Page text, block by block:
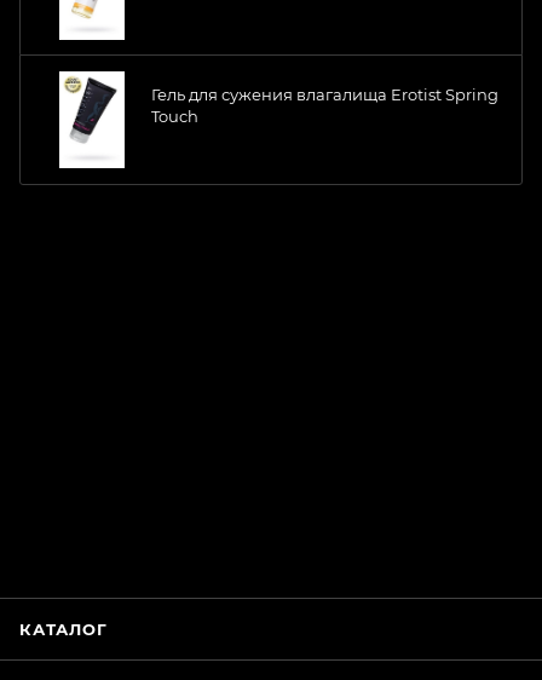
Гель для сужения влагалища Erotist Spring
Touch
КАТАЛОГ
WhatsApp